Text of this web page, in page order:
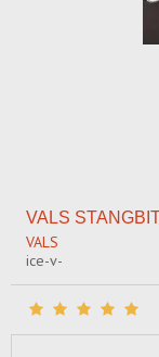
VALS
VALS
ice-v-